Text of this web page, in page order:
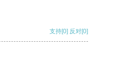
支持[0] 反对[0]